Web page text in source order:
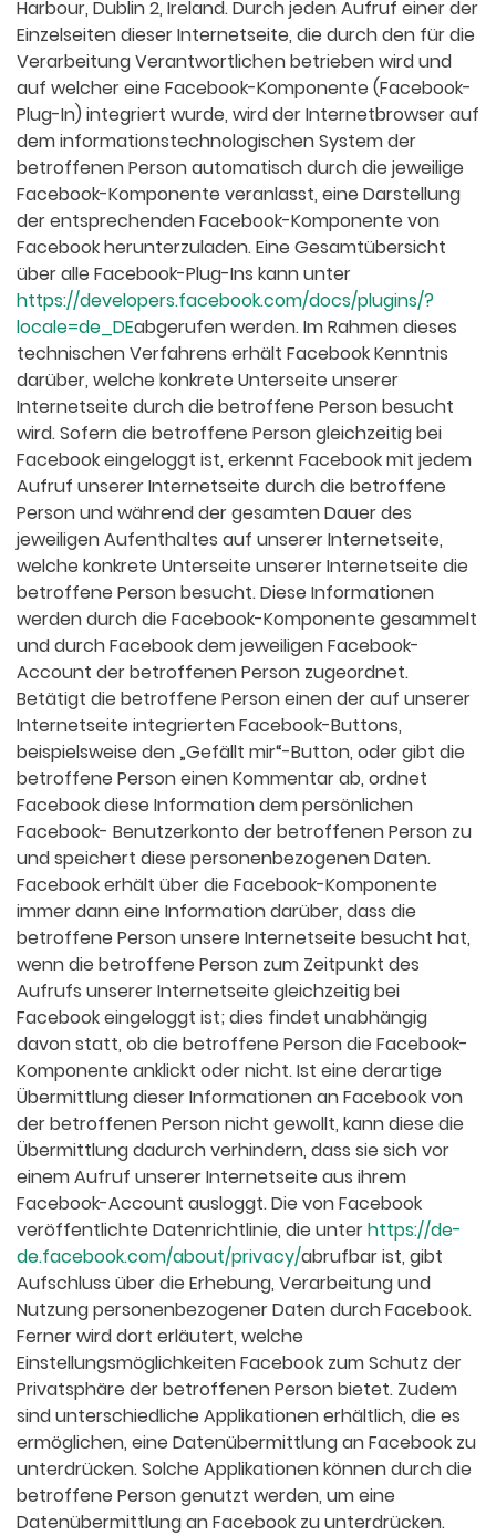
Harbour, Dublin 2, Ireland. Durch jeden Aufruf einer der
Einzelseiten dieser Internetseite, die durch den für die
Verarbeitung Verantwortlichen betrieben wird und
auf welcher eine Facebook-Komponente (Facebook-
Plug-In) integriert wurde, wird der Internetbrowser auf
dem informationstechnologischen System der
betroffenen Person automatisch durch die jeweilige
Facebook-Komponente veranlasst, eine Darstellung
der entsprechenden Facebook-Komponente von
Facebook herunterzuladen. Eine Gesamtübersicht
über alle Facebook-Plug-Ins kann unter
https://developers.facebook.com/docs/plugins/?
locale=de_DEabgerufen werden. Im Rahmen dieses
technischen Verfahrens erhält Facebook Kenntnis
darüber, welche konkrete Unterseite unserer
Internetseite durch die betroffene Person besucht
wird. Sofern die betroffene Person gleichzeitig bei
Facebook eingeloggt ist, erkennt Facebook mit jedem
Aufruf unserer Internetseite durch die betroffene
Person und während der gesamten Dauer des
jeweiligen Aufenthaltes auf unserer Internetseite,
welche konkrete Unterseite unserer Internetseite die
betroffene Person besucht. Diese Informationen
werden durch die Facebook-Komponente gesammelt
und durch Facebook dem jeweiligen Facebook-
Account der betroffenen Person zugeordnet.
Betätigt die betroffene Person einen der auf unserer
Internetseite integrierten Facebook-Buttons,
beispielsweise den „Gefällt mir“-Button, oder gibt die
betroffene Person einen Kommentar ab, ordnet
Facebook diese Information dem persönlichen
Facebook- Benutzerkonto der betroffenen Person zu
und speichert diese personenbezogenen Daten.
Facebook erhält über die Facebook-Komponente
immer dann eine Information darüber, dass die
betroffene Person unsere Internetseite besucht hat,
wenn die betroffene Person zum Zeitpunkt des
Aufrufs unserer Internetseite gleichzeitig bei
Facebook eingeloggt ist; dies findet unabhängig
davon statt, ob die betroffene Person die Facebook-
Komponente anklickt oder nicht. Ist eine derartige
Übermittlung dieser Informationen an Facebook von
der betroffenen Person nicht gewollt, kann diese die
Übermittlung dadurch verhindern, dass sie sich vor
einem Aufruf unserer Internetseite aus ihrem
Facebook-Account ausloggt. Die von Facebook
veröffentlichte Datenrichtlinie, die unterhttps://de-
de.facebook.com/about/privacy/abrufbar ist, gibt
Aufschluss über die Erhebung, Verarbeitung und
Nutzung personenbezogener Daten durch Facebook.
Ferner wird dort erläutert, welche
Einstellungsmöglichkeiten Facebook zum Schutz der
Privatsphäre der betroffenen Person bietet. Zudem
sind unterschiedliche Applikationen erhältlich, die es
ermöglichen, eine Datenübermittlung an Facebook zu
unterdrücken. Solche Applikationen können durch die
betroffene Person genutzt werden, um eine
Datenübermittlung an Facebook zu unterdrücken.